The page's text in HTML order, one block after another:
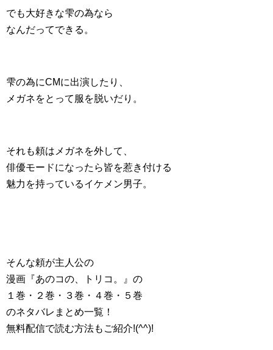
でも大好きな雫の為なら
なんだってできる。
雫の為にCMに出演したり、
メガネをとって服を脱いだり。
それも頼はメガネを外して、
俳優モードになったら皆を惹き付ける
魅力を持っているイケメン男子。
そんな頼が主人公の
漫画『あのコの、トリコ。』の
１巻・２巻・３巻・４巻・５巻
のネタバレまとめ一覧！
無料配信で読む方法もご紹介!(^^)!